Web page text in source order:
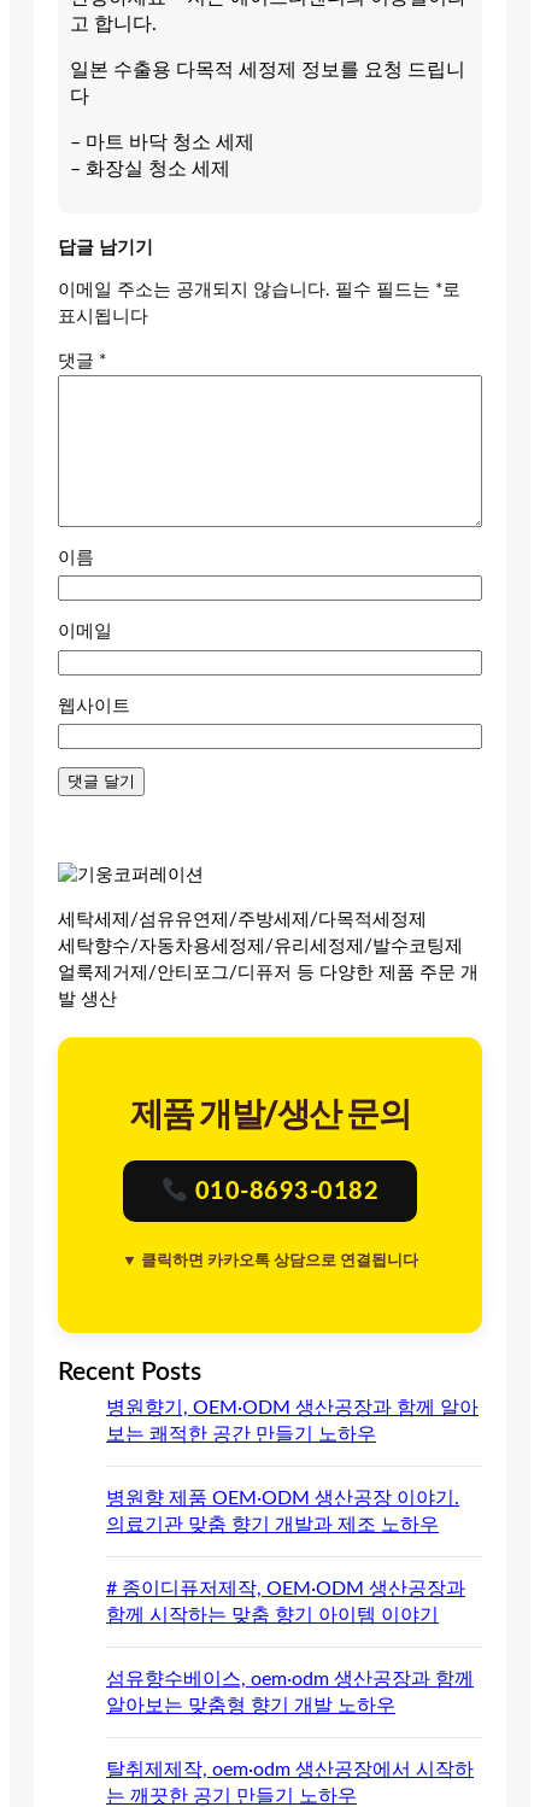
고 합니다.
일본 수출용 다목적 세정제 정보를 요청 드립니
다
– 마트 바닥 청소 세제
– 화장실 청소 세제
답글 남기기
이메일 주소는 공개되지 않습니다. 필수 필드는 *로
표시됩니다
댓글 *
이름
이메일
웹사이트
세탁세제/섬유유연제/주방세제/다목적세정제
세탁향수/자동차용세정제/유리세정제/발수코팅제
얼룩제거제/안티포그/디퓨저 등 다양한 제품 주문 개
발 생산
제품 개발/생산 문의
010-8693-0182
▼ 클릭하면 카카오톡 상담으로 연결됩니다
Recent Posts
병원향기, OEM·ODM 생산공장과 함께 알아
보는 쾌적한 공간 만들기 노하우
병원향 제품 OEM·ODM 생산공장 이야기.
의료기관 맞춤 향기 개발과 제조 노하우
# 종이디퓨저제작, OEM·ODM 생산공장과
함께 시작하는 맞춤 향기 아이템 이야기
섬유향수베이스, oem·odm 생산공장과 함께
알아보는 맞춤형 향기 개발 노하우
탈취제제작, oem·odm 생산공장에서 시작하
는 깨끗한 공기 만들기 노하우